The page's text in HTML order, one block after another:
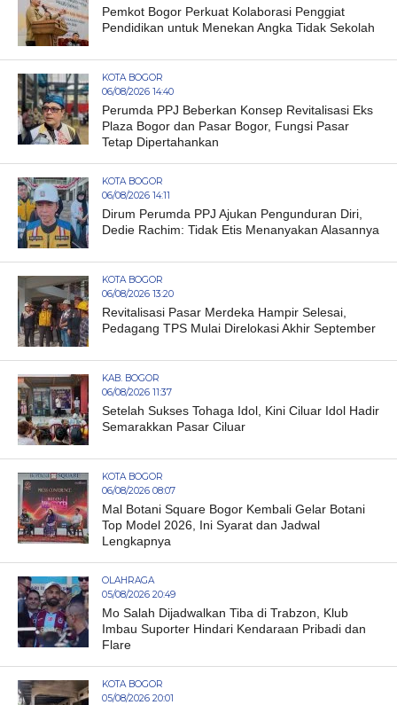
Pemkot Bogor Perkuat Kolaborasi Penggiat
Pendidikan untuk Menekan Angka Tidak Sekolah
KOTA BOGOR
06/08/2026 14:40
Perumda PPJ Beberkan Konsep Revitalisasi Eks
Plaza Bogor dan Pasar Bogor, Fungsi Pasar
Tetap Dipertahankan
KOTA BOGOR
06/08/2026 14:11
Dirum Perumda PPJ Ajukan Pengunduran Diri,
Dedie Rachim: Tidak Etis Menanyakan Alasannya
KOTA BOGOR
06/08/2026 13:20
Revitalisasi Pasar Merdeka Hampir Selesai,
Pedagang TPS Mulai Direlokasi Akhir September
KAB. BOGOR
06/08/2026 11:37
Setelah Sukses Tohaga Idol, Kini Ciluar Idol Hadir
Semarakkan Pasar Ciluar
KOTA BOGOR
06/08/2026 08:07
Mal Botani Square Bogor Kembali Gelar Botani
Top Model 2026, Ini Syarat dan Jadwal
Lengkapnya
OLAHRAGA
05/08/2026 20:49
Mo Salah Dijadwalkan Tiba di Trabzon, Klub
Imbau Suporter Hindari Kendaraan Pribadi dan
Flare
KOTA BOGOR
05/08/2026 20:01